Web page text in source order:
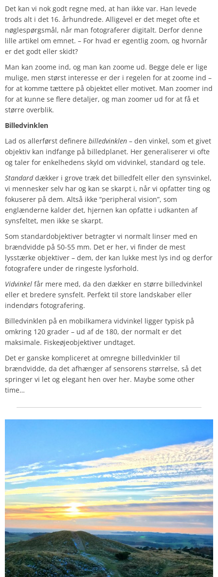
Det kan vi nok godt regne med, at han ikke var. Han levede
trods alt i det 16. århundrede. Alligevel er det meget ofte et
nøglespørgsmål, når man fotograferer digitalt. Derfor denne
lille artikel om emnet. – For hvad er egentlig zoom, og hvornår
er det godt eller skidt?
Man kan zoome ind, og man kan zoome ud. Begge dele er lige
mulige, men størst interesse er der i regelen for at zoome ind –
for at komme tættere på objektet eller motivet. Man zoomer ind
for at kunne se flere detaljer, og man zoomer ud for at få et
større overblik.
Billedvinklen
Lad os allerførst definere billedvinklen – den vinkel, som et givet
objektiv kan indfange på billedplanet. Her generaliserer vi ofte
og taler for enkelhedens skyld om vidvinkel, standard og tele.
Standarddækker i grove træk det billedfelt eller den synsvinkel,
vi mennesker selv har og kan se skarpt i, når vi opfatter ting og
fokuserer på dem. Altså ikke “peripheral vision”, som
englænderne kalder det, hjernen kan opfatte i udkanten af
synsfeltet, men ikke se skarpt.
Som standardobjektiver betragter vi normalt linser med en
brændvidde på 50-55 mm. Det er her, vi finder de mest
lysstærke objektiver – dem, der kan lukke mest lys ind og derfor
fotografere under de ringeste lysforhold.
Vidvinkel får mere med, da den dækker en større billedvinkel
eller et bredere synsfelt. Perfekt til store landskaber eller
indendørs fotografering.
Billedvinklen på en mobilkamera vidvinkel ligger typisk på
omkring 120 grader – ud af de 180, der normalt er det
maksimale. Fiskeøjeobjektiver undtaget.
Det er ganske kompliceret at omregne billedvinkler til
brændvidde, da det afhænger af sensorens størrelse, så det
springer vi let og elegant hen over her. Maybe some other
time…